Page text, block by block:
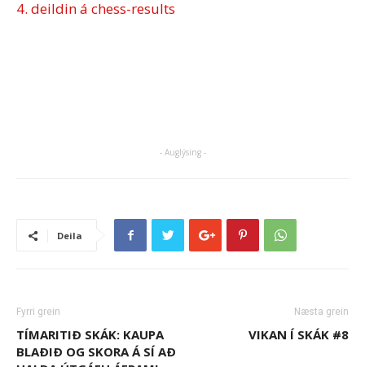
4. deildin á chess-results
- Auglýsing -
Deila
Fyrri grein
TÍMARITIÐ SKÁK: KAUPA
BLAÐIÐ OG SKORA Á SÍ AÐ
Næsta grein
VIKAN Í SKÁK #8